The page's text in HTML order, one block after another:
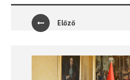
Előző